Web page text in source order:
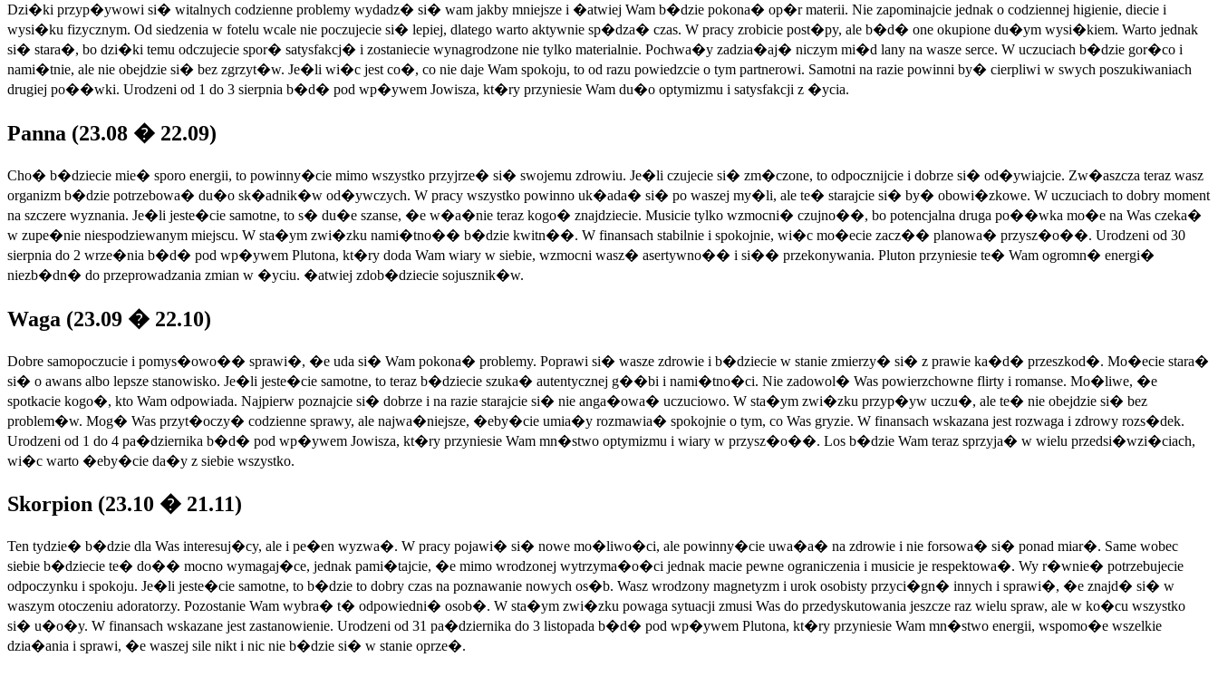
Dzi�ki przyp�ywowi si� witalnych codzienne problemy wydadz� si� wam jakby mniejsze i �atwiej Wam b�dzie pokona� op�r materii. Nie zapominajcie jednak o codziennej higienie, diecie i
wysi�ku fizycznym. Od siedzenia w fotelu wcale nie poczujecie si� lepiej, dlatego warto aktywnie sp�dza� czas. W pracy zrobicie post�py, ale b�d� one okupione du�ym wysi�kiem. Warto jednak
si� stara�, bo dzi�ki temu odczujecie spor� satysfakcj� i zostaniecie wynagrodzone nie tylko materialnie. Pochwa�y zadzia�aj� niczym mi�d lany na wasze serce. W uczuciach b�dzie gor�co i
nami�tnie, ale nie obejdzie si� bez zgrzyt�w. Je�li wi�c jest co�, co nie daje Wam spokoju, to od razu powiedzcie o tym partnerowi. Samotni na razie powinni by� cierpliwi w swych poszukiwaniach
drugiej po��wki. Urodzeni od 1 do 3 sierpnia b�d� pod wp�ywem Jowisza, kt�ry przyniesie Wam du�o optymizmu i satysfakcji z �ycia.
Panna (23.08 � 22.09)
Cho� b�dziecie mie� sporo energii, to powinny�cie mimo wszystko przyjrze� si� swojemu zdrowiu. Je�li czujecie si� zm�czone, to odpocznijcie i dobrze si� od�ywiajcie. Zw�aszcza teraz wasz
organizm b�dzie potrzebowa� du�o sk�adnik�w od�ywczych. W pracy wszystko powinno uk�ada� si� po waszej my�li, ale te� starajcie si� by� obowi�zkowe. W uczuciach to dobry moment
na szczere wyznania. Je�li jeste�cie samotne, to s� du�e szanse, �e w�a�nie teraz kogo� znajdziecie. Musicie tylko wzmocni� czujno��, bo potencjalna druga po��wka mo�e na Was czeka�
w zupe�nie niespodziewanym miejscu. W sta�ym zwi�zku nami�tno�� b�dzie kwitn��. W finansach stabilnie i spokojnie, wi�c mo�ecie zacz�� planowa� przysz�o��. Urodzeni od 30
sierpnia do 2 wrze�nia b�d� pod wp�ywem Plutona, kt�ry doda Wam wiary w siebie, wzmocni wasz� asertywno�� i si�� przekonywania. Pluton przyniesie te� Wam ogromn� energi�
niezb�dn� do przeprowadzania zmian w �yciu. �atwiej zdob�dziecie sojusznik�w.
Waga (23.09 � 22.10)
Dobre samopoczucie i pomys�owo�� sprawi�, �e uda si� Wam pokona� problemy. Poprawi si� wasze zdrowie i b�dziecie w stanie zmierzy� si� z prawie ka�d� przeszkod�. Mo�ecie stara�
si� o awans albo lepsze stanowisko. Je�li jeste�cie samotne, to teraz b�dziecie szuka� autentycznej g��bi i nami�tno�ci. Nie zadowol� Was powierzchowne flirty i romanse. Mo�liwe, �e
spotkacie kogo�, kto Wam odpowiada. Najpierw poznajcie si� dobrze i na razie starajcie si� nie anga�owa� uczuciowo. W sta�ym zwi�zku przyp�yw uczu�, ale te� nie obejdzie si� bez
problem�w. Mog� Was przyt�oczy� codzienne sprawy, ale najwa�niejsze, �eby�cie umia�y rozmawia� spokojnie o tym, co Was gryzie. W finansach wskazana jest rozwaga i zdrowy rozs�dek.
Urodzeni od 1 do 4 pa�dziernika b�d� pod wp�ywem Jowisza, kt�ry przyniesie Wam mn�stwo optymizmu i wiary w przysz�o��. Los b�dzie Wam teraz sprzyja� w wielu przedsi�wzi�ciach,
wi�c warto �eby�cie da�y z siebie wszystko.
Skorpion (23.10 � 21.11)
Ten tydzie� b�dzie dla Was interesuj�cy, ale i pe�en wyzwa�. W pracy pojawi� si� nowe mo�liwo�ci, ale powinny�cie uwa�a� na zdrowie i nie forsowa� si� ponad miar�. Same wobec
siebie b�dziecie te� do�� mocno wymagaj�ce, jednak pami�tajcie, �e mimo wrodzonej wytrzyma�o�ci jednak macie pewne ograniczenia i musicie je respektowa�. Wy r�wnie� potrzebujecie
odpoczynku i spokoju. Je�li jeste�cie samotne, to b�dzie to dobry czas na poznawanie nowych os�b. Wasz wrodzony magnetyzm i urok osobisty przyci�gn� innych i sprawi�, �e znajd� si� w
waszym otoczeniu adoratorzy. Pozostanie Wam wybra� t� odpowiedni� osob�. W sta�ym zwi�zku powaga sytuacji zmusi Was do przedyskutowania jeszcze raz wielu spraw, ale w ko�cu wszystko
si� u�o�y. W finansach wskazane jest zastanowienie. Urodzeni od 31 pa�dziernika do 3 listopada b�d� pod wp�ywem Plutona, kt�ry przyniesie Wam mn�stwo energii, wspomo�e wszelkie
dzia�ania i sprawi, �e waszej sile nikt i nic nie b�dzie si� w stanie oprze�.